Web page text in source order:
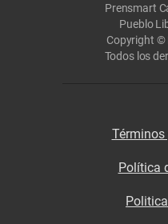
Prensmart
Pueblo
Copyright ©
Todos los
Términos
Política